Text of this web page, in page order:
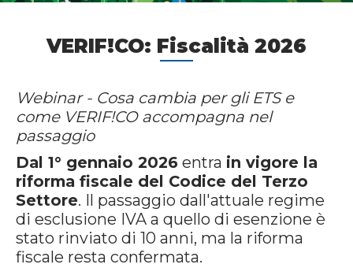
VERIF!CO: Fiscalità 2026
Webinar - Cosa cambia per gli ETS e
come VERIF!CO accompagna nel
passaggio
Dal 1° gennaio 2026 entra in vigore la
riforma fiscale del Codice del Terzo
Settore. Il passaggio dall'attuale regime
di esclusione IVA a quello di esenzione è
stato rinviato di 10 anni, ma la riforma
fiscale resta confermata.